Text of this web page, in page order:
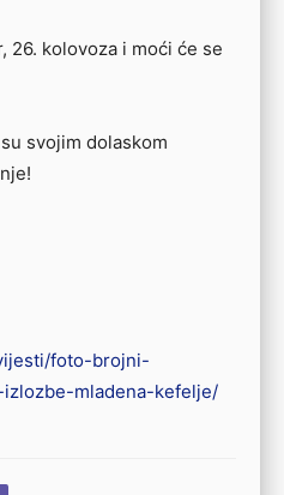
26. kolovoza i moći će se
svojim dolaskom
foto-brojni-
mladena-kefelje/